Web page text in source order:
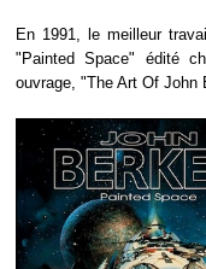
En 1991, le meilleur
"Painted Space" édité
ouvrage, "The Art Of John